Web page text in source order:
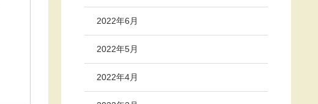
2022年6月
2022年5月
2022年4月